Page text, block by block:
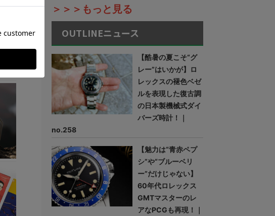
＞＞＞もっと見る
OUTLINEニュース
【酷暑の夏こそ“グ
レー”はいかが】ロ
レックスの褪色ベゼ
ルを表現した復古調
の日本製機械式ダイ
バーズ時計！｜
no.258
【魅力は“青赤ペプ
シ”や“ブルーベリ
ー”だけじゃない】
60年代ロレックス
GMTマスターのレ
アなPCGも再現！｜